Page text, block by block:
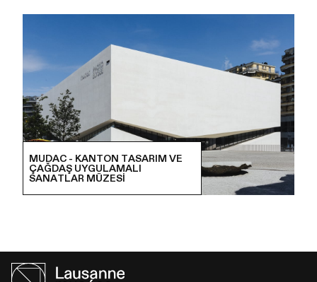
MUDAC - KANTON TASARIM VE
ÇAĞDAŞ UYGULAMALI
SANATLAR MÜZESI